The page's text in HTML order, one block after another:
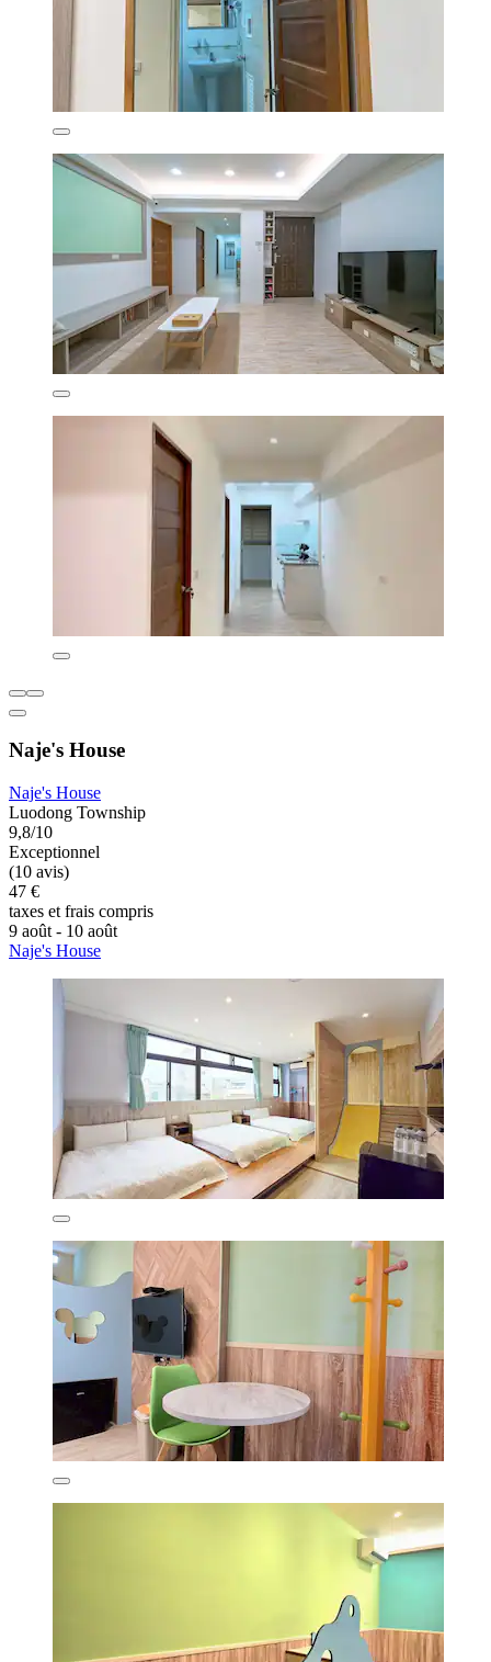
Naje's House
Naje's House
Luodong Township
9,8/10
Exceptionnel
(10 avis)
47 €
taxes et frais compris
9 août - 10 août
Naje's House